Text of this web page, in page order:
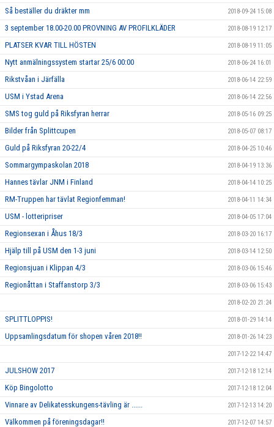
Så beställer du dräkter mm 2018-09-24 15:08
3 september 18.00-20.00 PROVNING AV PROFILKLÄDER 2018-08-19 12:17
PLATSER KVAR TILL HÖSTEN 2018-08-19 11:05
Nytt anmälningssystem startar 25/6 00:00 2018-06-24 16:01
Rikstvåan i Järfälla 2018-06-14 22:59
USM i Ystad Arena 2018-06-14 22:56
SMS tog guld på Riksfyran herrar 2018-05-16 09:25
Bilder från Splittcupen 2018-05-07 08:17
Guld på Riksfyran 20-22/4 2018-04-25 10:46
Sommargympaskolan 2018 2018-04-19 13:36
Hannes tävlar JNM i Finland 2018-04-14 10:25
RM-Truppen har tävlat Regionfemman! 2018-04-11 14:34
USM - lotteripriser 2018-04-05 17:04
Regionsexan i Åhus 18/3 2018-03-20 16:17
Hjälp till på USM den 1-3 juni 2018-03-14 12:50
Regionsjuan i Klippan 4/3 2018-03-06 15:46
Regionåttan i Staffanstorp 3/3 2018-03-06 15:43
2018-02-20 21:24
SPLITTLOPPIS! 2018-01-29 14:14
Uppsamlingsdatum för shopen våren 2018!! 2018-01-26 14:23
2017-12-22 14:47
JULSHOW 2017 2017-12-18 12:14
Köp Bingolotto 2017-12-18 12:04
Vinnare av Delikatesskungens-tävling är ...... 2017-12-13 14:20
Välkommen på föreningsdagar!! 2017-12-07 14:57